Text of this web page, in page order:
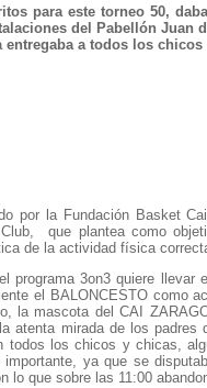
para este torneo 50,
del Pabellón Juan
entregaba a todos los
por la Fundación Basket
que plantea como
de la actividad física
programa 3on3 quiere
el BALONCESTO como
la mascota del CAI
atenta mirada de los padres
todos los chicos y chicas,
ya que se
lo que sobre las 11:00